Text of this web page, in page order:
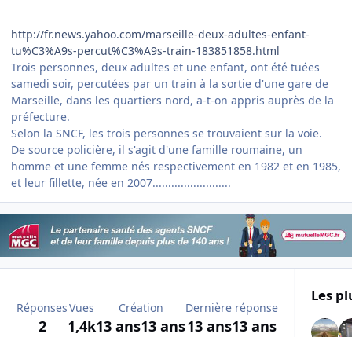
http://fr.news.yahoo.com/marseille-deux-adultes-enfant-
tu%C3%A9s-percut%C3%A9s-train-183851858.html
Trois personnes, deux adultes et une enfant, ont été tuées
samedi soir, percutées par un train à la sortie d'une gare de
Marseille, dans les quartiers nord, a-t-on appris auprès de la
préfecture.
Selon la SNCF, les trois personnes se trouvaient sur la voie.
De source policière, il s'agit d'une famille roumaine, un
homme et une femme nés respectivement en 1982 et en 1985,
et leur fillette, née en 2007.........................
Réponses
2
Vues
1,4k
Création
13 ans13 ans
Dernière réponse
13 ans13 ans
Les